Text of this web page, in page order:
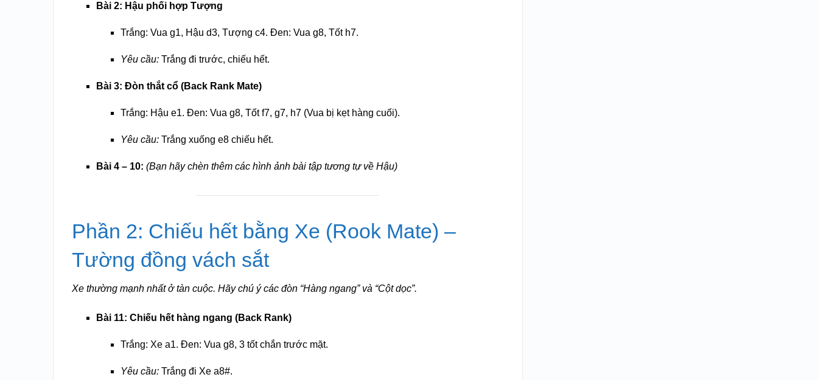
Bài 2: Hậu phối hợp Tượng
Trắng: Vua g1, Hậu d3, Tượng c4. Đen: Vua g8, Tốt h7.
Yêu cầu: Trắng đi trước, chiếu hết.
Bài 3: Đòn thắt cổ (Back Rank Mate)
Trắng: Hậu e1. Đen: Vua g8, Tốt f7, g7, h7 (Vua bị kẹt hàng cuối).
Yêu cầu: Trắng xuống e8 chiếu hết.
Bài 4 – 10: (Bạn hãy chèn thêm các hình ảnh bài tập tương tự về Hậu)
Phần 2: Chiếu hết bằng Xe (Rook Mate) –
Tường đồng vách sắt
Xe thường mạnh nhất ở tàn cuộc. Hãy chú ý các đòn “Hàng ngang” và “Cột dọc”.
Bài 11: Chiếu hết hàng ngang (Back Rank)
Trắng: Xe a1. Đen: Vua g8, 3 tốt chắn trước mặt.
Yêu cầu: Trắng đi Xe a8#.